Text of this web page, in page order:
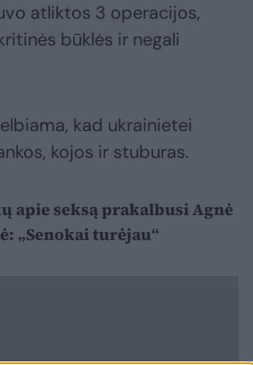
atliktos 3 operacijos,
būklės ir negali
kad ukrainietei
kojos ir stuburas.
apie seksą prakalbusi Agnė
„Senokai turėjau“